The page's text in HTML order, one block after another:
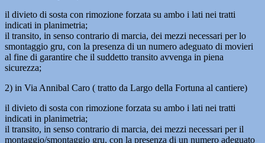
il divieto di sosta con rimozione forzata su ambo i lati nei tratti
indicati in planimetria;
il transito, in senso contrario di marcia, dei mezzi necessari per lo
smontaggio gru, con la presenza di un numero adeguato di movieri
al fine di garantire che il suddetto transito avvenga in piena
sicurezza;
2) in Via Annibal Caro ( tratto da Largo della Fortuna al cantiere)
il divieto di sosta con rimozione forzata su ambo i lati nei tratti
indicati in planimetria;
il transito, in senso contrario di marcia, dei mezzi necessari per il
montaggio/smontaggio gru, con la presenza di un numero adeguato